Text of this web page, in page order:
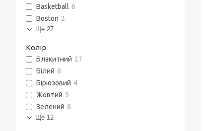
Basketball 6
Boston 2
Ще 27
Колір
Блакитний 27
Білий 8
Бірюзовий 4
Жовтий 9
Зелений 8
Ще 12